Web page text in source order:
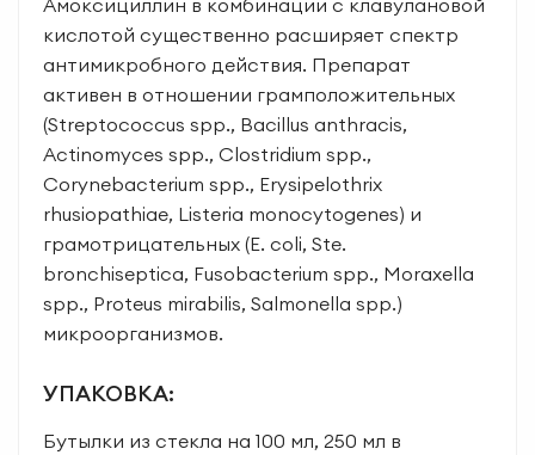
Амоксициллин в комбинации с клавулановой
кислотой существенно расширяет спектр
антимикробного действия. Препарат
активен в отношении грамположительных
(Streptococcus spp., Bacillus anthracis,
Actinomyces spp., Clostridium spp.,
Corynebacterium spp., Erysipelothrix
rhusiopathiae, Listeria monocytogenes) и
грамотрицательных (E. сoli, Ste.
bronchiseptica, Fusobacterium spp., Moraxella
spp., Proteus mirabilis, Salmonella spp.)
микроорганизмов.
УПАКОВКА:
Бутылки из стекла на 100 мл, 250 мл в